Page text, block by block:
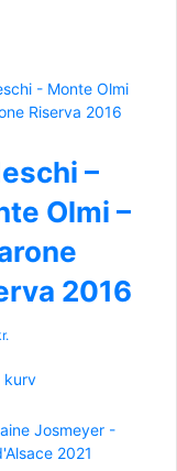
–
Olmi –
2016
kurv